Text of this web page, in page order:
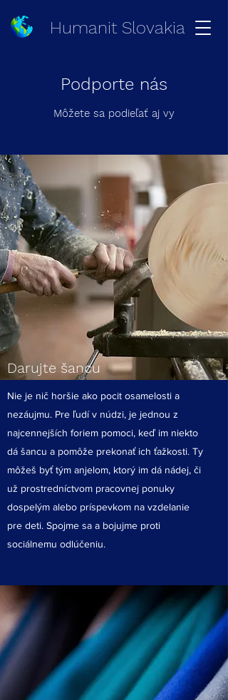
Humanit Slovakia
Podporte nás
Môžete sa podieľať aj vy
Darujte šancu
Nie je nič horšie ako pocit osamelosti a
nezáujmu. Pre ľudí v núdzi, je jednou z
najcennejších foriem pomoci, keď im niekto
dá šancu a pomôže prekonať ich ťažkosti. Ty
môžeš byť tým anjelom, ktorý im dá nádej, či
už prostredníctvom pracovnej ponuky
dospelým alebo príspevkom na vzdelanie
pre deti. Spojme sa a bojujme proti
sociálnemu odlúčeniu.